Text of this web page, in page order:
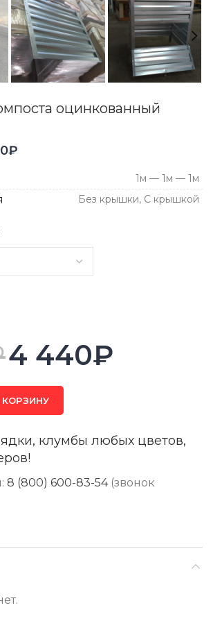
оцинкованный
₽
1м — 1м — 1м
Без крышки, С крышкой
4 440₽
КОРЗИНУ
клумбы любых цветов,
8 (800) 600-83-54(звонок